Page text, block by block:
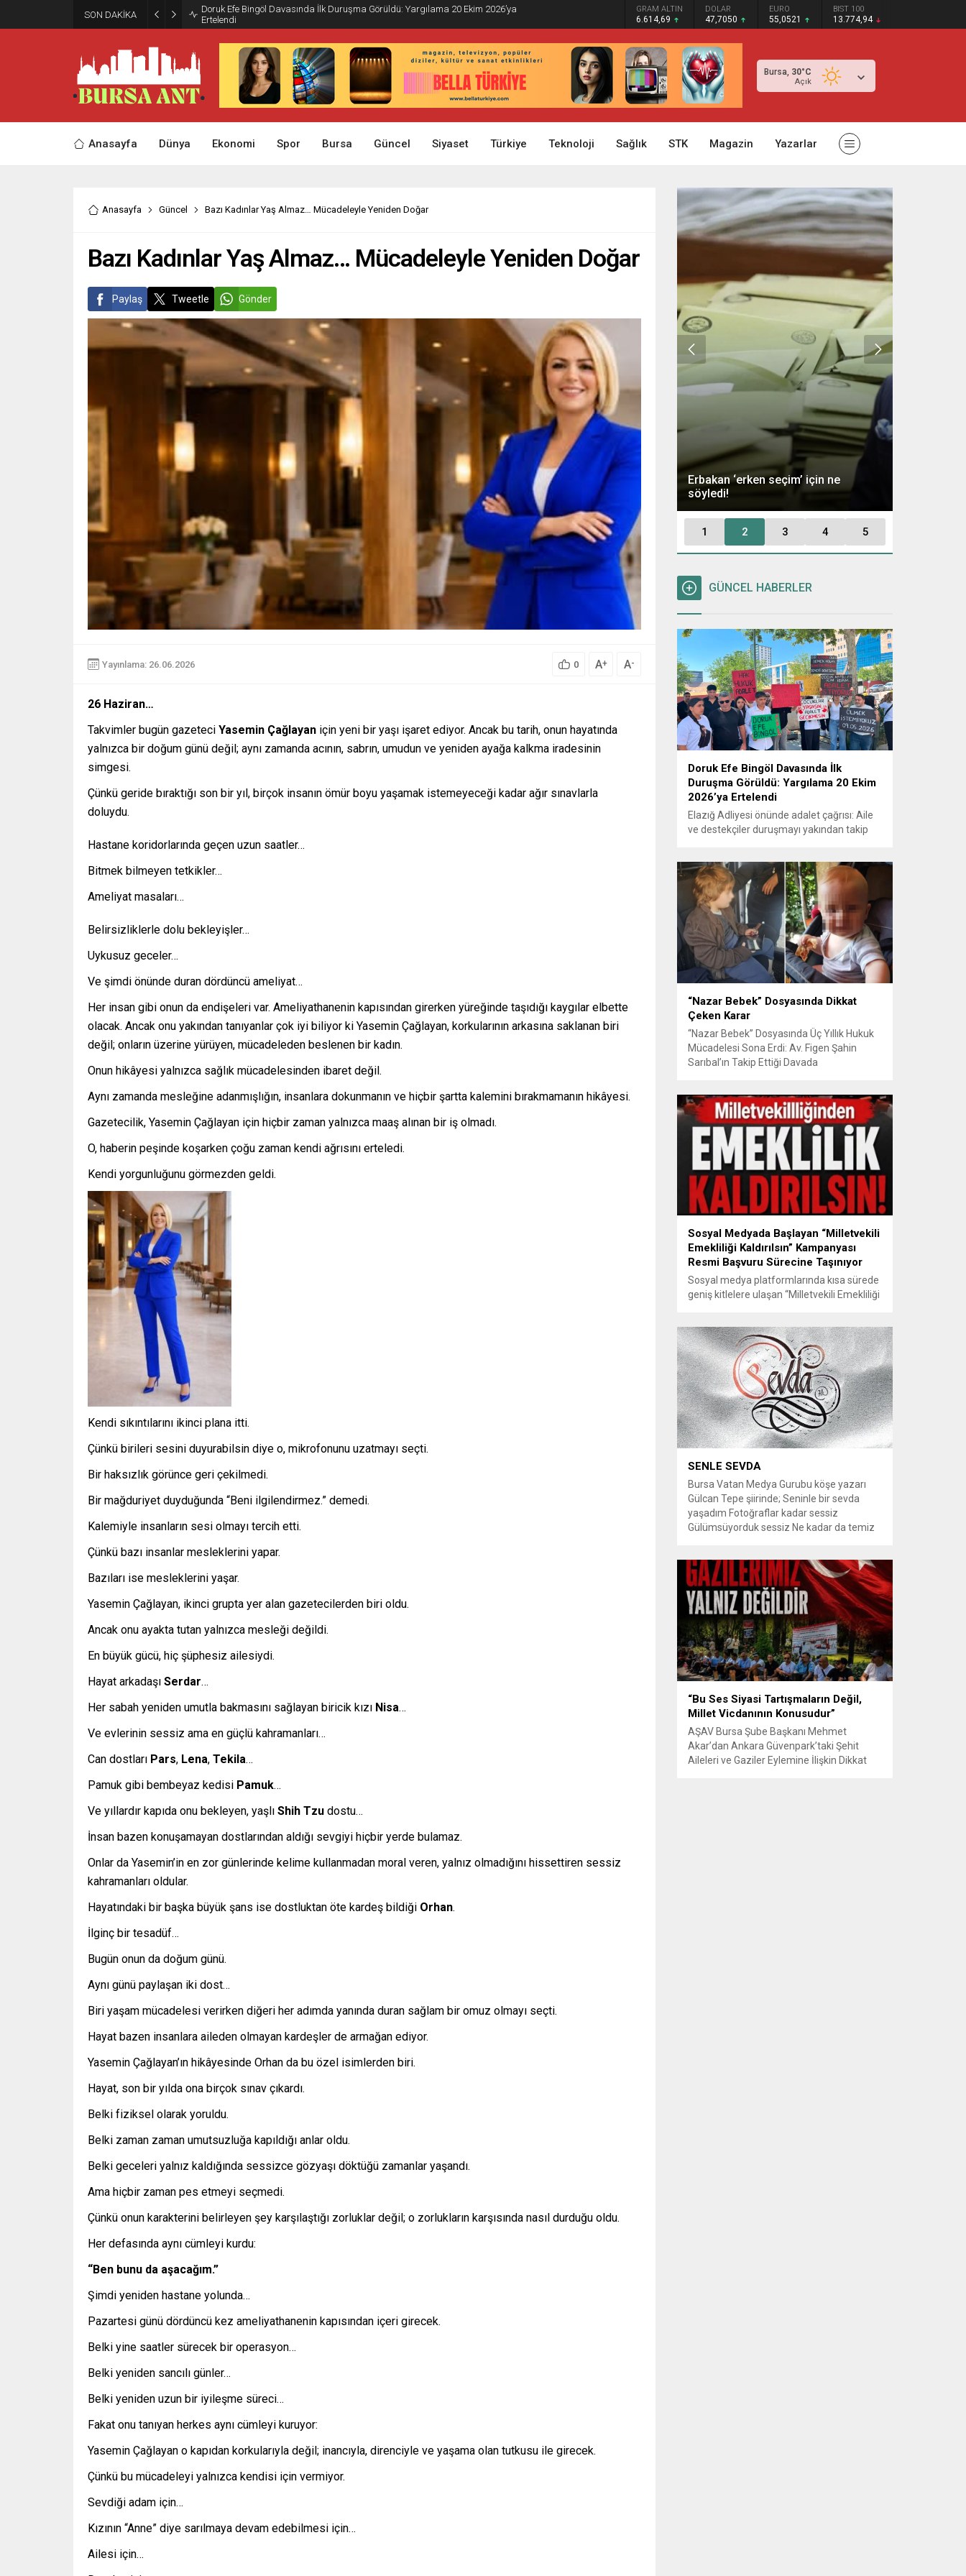
SON DAKİKA
Doruk Efe Bingöl Davasında İlk Duruşma Görüldü: Yargılama 20 Ekim 2026’ya
Ertelendi
GRAM ALTIN
6.614,69
DOLAR
47,7050
EURO
55,0521
BIST 100
13.774,94
Bursa, 30°C
Açık
Anasayfa Dünya Ekonomi Spor Bursa Güncel Siyaset Türkiye Teknoloji Sağlık STK Magazin Yazarlar
Anasayfa Güncel Bazı Kadınlar Yaş Almaz… Mücadeleyle Yeniden Doğar
Bazı Kadınlar Yaş Almaz… Mücadeleyle Yeniden Doğar
Paylaş Tweetle Gönder
Yayınlama: 26.06.2026 0 A+ A-
26 Haziran…
Takvimler bugün gazeteci Yasemin Çağlayan için yeni bir yaşı işaret ediyor. Ancak bu tarih, onun hayatında
yalnızca bir doğum günü değil; aynı zamanda acının, sabrın, umudun ve yeniden ayağa kalkma iradesinin
simgesi.
Çünkü geride bıraktığı son bir yıl, birçok insanın ömür boyu yaşamak istemeyeceği kadar ağır sınavlarla
doluydu.
Hastane koridorlarında geçen uzun saatler…
Bitmek bilmeyen tetkikler…
Ameliyat masaları…
Belirsizliklerle dolu bekleyişler…
Uykusuz geceler…
Ve şimdi önünde duran dördüncü ameliyat…
Her insan gibi onun da endişeleri var. Ameliyathanenin kapısından girerken yüreğinde taşıdığı kaygılar elbette
olacak. Ancak onu yakından tanıyanlar çok iyi biliyor ki Yasemin Çağlayan, korkularının arkasına saklanan biri
değil; onların üzerine yürüyen, mücadeleden beslenen bir kadın.
Onun hikâyesi yalnızca sağlık mücadelesinden ibaret değil.
Aynı zamanda mesleğine adanmışlığın, insanlara dokunmanın ve hiçbir şartta kalemini bırakmamanın hikâyesi.
Gazetecilik, Yasemin Çağlayan için hiçbir zaman yalnızca maaş alınan bir iş olmadı.
O, haberin peşinde koşarken çoğu zaman kendi ağrısını erteledi.
Kendi yorgunluğunu görmezden geldi.
Kendi sıkıntılarını ikinci plana itti.
Çünkü birileri sesini duyurabilsin diye o, mikrofonunu uzatmayı seçti.
Bir haksızlık görünce geri çekilmedi.
Bir mağduriyet duyduğunda “Beni ilgilendirmez.” demedi.
Kalemiyle insanların sesi olmayı tercih etti.
Çünkü bazı insanlar mesleklerini yapar.
Bazıları ise mesleklerini yaşar.
Yasemin Çağlayan, ikinci grupta yer alan gazetecilerden biri oldu.
Ancak onu ayakta tutan yalnızca mesleği değildi.
En büyük gücü, hiç şüphesiz ailesiydi.
Hayat arkadaşı Serdar…
Her sabah yeniden umutla bakmasını sağlayan biricik kızı Nisa…
Ve evlerinin sessiz ama en güçlü kahramanları…
Can dostları Pars, Lena, Tekila…
Pamuk gibi bembeyaz kedisi Pamuk…
Ve yıllardır kapıda onu bekleyen, yaşlı Shih Tzu dostu…
İnsan bazen konuşamayan dostlarından aldığı sevgiyi hiçbir yerde bulamaz.
Onlar da Yasemin’in en zor günlerinde kelime kullanmadan moral veren, yalnız olmadığını hissettiren sessiz
kahramanları oldular.
Hayatındaki bir başka büyük şans ise dostluktan öte kardeş bildiği Orhan.
İlginç bir tesadüf…
Bugün onun da doğum günü.
Aynı günü paylaşan iki dost…
Biri yaşam mücadelesi verirken diğeri her adımda yanında duran sağlam bir omuz olmayı seçti.
Hayat bazen insanlara aileden olmayan kardeşler de armağan ediyor.
Yasemin Çağlayan’ın hikâyesinde Orhan da bu özel isimlerden biri.
Hayat, son bir yılda ona birçok sınav çıkardı.
Belki fiziksel olarak yoruldu.
Belki zaman zaman umutsuzluğa kapıldığı anlar oldu.
Belki geceleri yalnız kaldığında sessizce gözyaşı döktüğü zamanlar yaşandı.
Ama hiçbir zaman pes etmeyi seçmedi.
Çünkü onun karakterini belirleyen şey karşılaştığı zorluklar değil; o zorlukların karşısında nasıl durduğu oldu.
Her defasında aynı cümleyi kurdu:
“Ben bunu da aşacağım.”
Şimdi yeniden hastane yolunda…
Pazartesi günü dördüncü kez ameliyathanenin kapısından içeri girecek.
Belki yine saatler sürecek bir operasyon…
Belki yeniden sancılı günler…
Belki yeniden uzun bir iyileşme süreci…
Fakat onu tanıyan herkes aynı cümleyi kuruyor:
Yasemin Çağlayan o kapıdan korkularıyla değil; inancıyla, direnciyle ve yaşama olan tutkusu ile girecek.
Çünkü bu mücadeleyi yalnızca kendisi için vermiyor.
Sevdiği adam için…
Kızının “Anne” diye sarılmaya devam edebilmesi için…
Ailesi için…
“Engellilik Bir Eksiklik Değil,
Adalet Meselesidir”
Erbakan ‘erken seçim’ için ne
söyledi!
1 2 3 4 5
GÜNCEL HABERLER
Doruk Efe Bingöl Davasında İlk
Duruşma Görüldü: Yargılama 20 Ekim
2026’ya Ertelendi
Elazığ Adliyesi önünde adalet çağrısı: Aile
ve destekçiler duruşmayı yakından takip
soruşturması kapsamında açılan davanın
ilk duruşması Elazığ 2. Ağır Ceza
Mahkemesi’nde görüldü. Kamuoyunun
yakından takip ettiği davanın ilk duruşması
öncesinde, Doruk Efe Bingöl’ün ailesine
destek olmak isteyen çok...
“Nazar Bebek” Dosyasında Dikkat
Çeken Karar
“Nazar Bebek” Dosyasında Üç Yıllık Hukuk
Mücadelesi Sona Erdi: Av. Figen Şahin
Sarıbal’ın Takip Ettiği Davada
Türkiye’de uluslararası hukuk boyutlarıyla
görüldü BURSA – Avusturya’da başlayan
ve Türkiye’de yaklaşık üç yıl boyunca
devam eden “Nazar Bebek” dosyasında
yargılama süreci tamamlandı. Bursa 3.
Aile...
Sosyal Medyada Başlayan “Milletvekili
Emekliliği Kaldırılsın” Kampanyası
Resmi Başvuru Sürecine Taşınıyor
Sosyal medya platformlarında kısa sürede
geniş kitlelere ulaşan “Milletvekili Emekliliği
vatandaşlar, milletvekillerine tanınan
emeklilik haklarının yeniden düzenlenmesi
talebiyle TBMM Dilekçe Komisyonu ve
Cumhurbaşkanlığı İletişim Merkezi
(CİMER) üzerinden resmi başvurular
yapılması çağrısında bulunuyor. Son
dönemde sosyal medya platformlarında
en çok konuşulan konular arasında...
SENLE SEVDA
Bursa Vatan Medya Gurubu köşe yazarı
Gülcan Tepe şiirinde; Seninle bir sevda
yaşadım Fotoğraflar kadar sessiz
Gülümsüyorduk sessiz Ne kadar da temiz
bakışın yetiyordu gözlerime Dünyayı
tutturmaya ben de Kalbim Sen Diye çırpınıp
duruyordu Zamana yarışıyordu inat Hayata
Senle...
“Bu Ses Siyasi Tartışmaların Değil,
Millet Vicdanının Konusudur”
AŞAV Bursa Şube Başkanı Mehmet
Akar’dan Ankara Güvenpark’taki Şehit
Aileleri ve Gaziler Eylemine İlişkin Dikkat